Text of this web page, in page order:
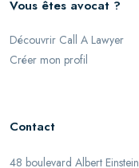
Vous êtes avocat ?
Découvrir Call A Lawyer
Créer mon profil
Contact
48 boulevard Albert Einstein